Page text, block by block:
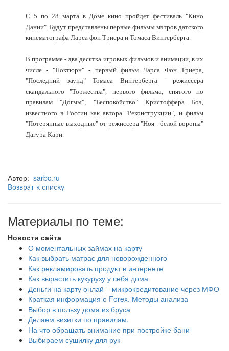
С 5 по 28 марта в Доме кино пройдет фестиваль "Кино
Дании". Будут представлены первые фильмы мэтров датского
кинематографа Ларса фон Триера и Томаса Винтерберга.
В программе - два десятка игровых фильмов и анимации, в их
числе - "Ноктюрн" - первый фильм Ларса Фон Триера,
"Последний раунд" Томаса Винтерберга - режиссера
скандального "Торжества", первого фильма, снятого по
правилам "Догмы", "Беспокойство" Кристоффера Боэ,
известного в России как автора "Реконструкции", и фильм
"Потерянные выходные" от режиссера "Ноя - белой вороны"
Дагура Кари.
Автор: sarbc.ru
Возврат к списку
Материалы по теме:
Новости сайта
О моментальных займах на карту
Как выбрать матрас для новорожденного
Как рекламировать продукт в интернете
Как вырастить кукурузу у себя дома
Деньги на карту онлай – микрокредитование через МФО
Краткая информация о Forex. Методы анализа
Выбор в пользу дома из бруса
Делаем визитки по правилам.
На что обращать внимание при постройке бани
Выбираем сушилку для рук